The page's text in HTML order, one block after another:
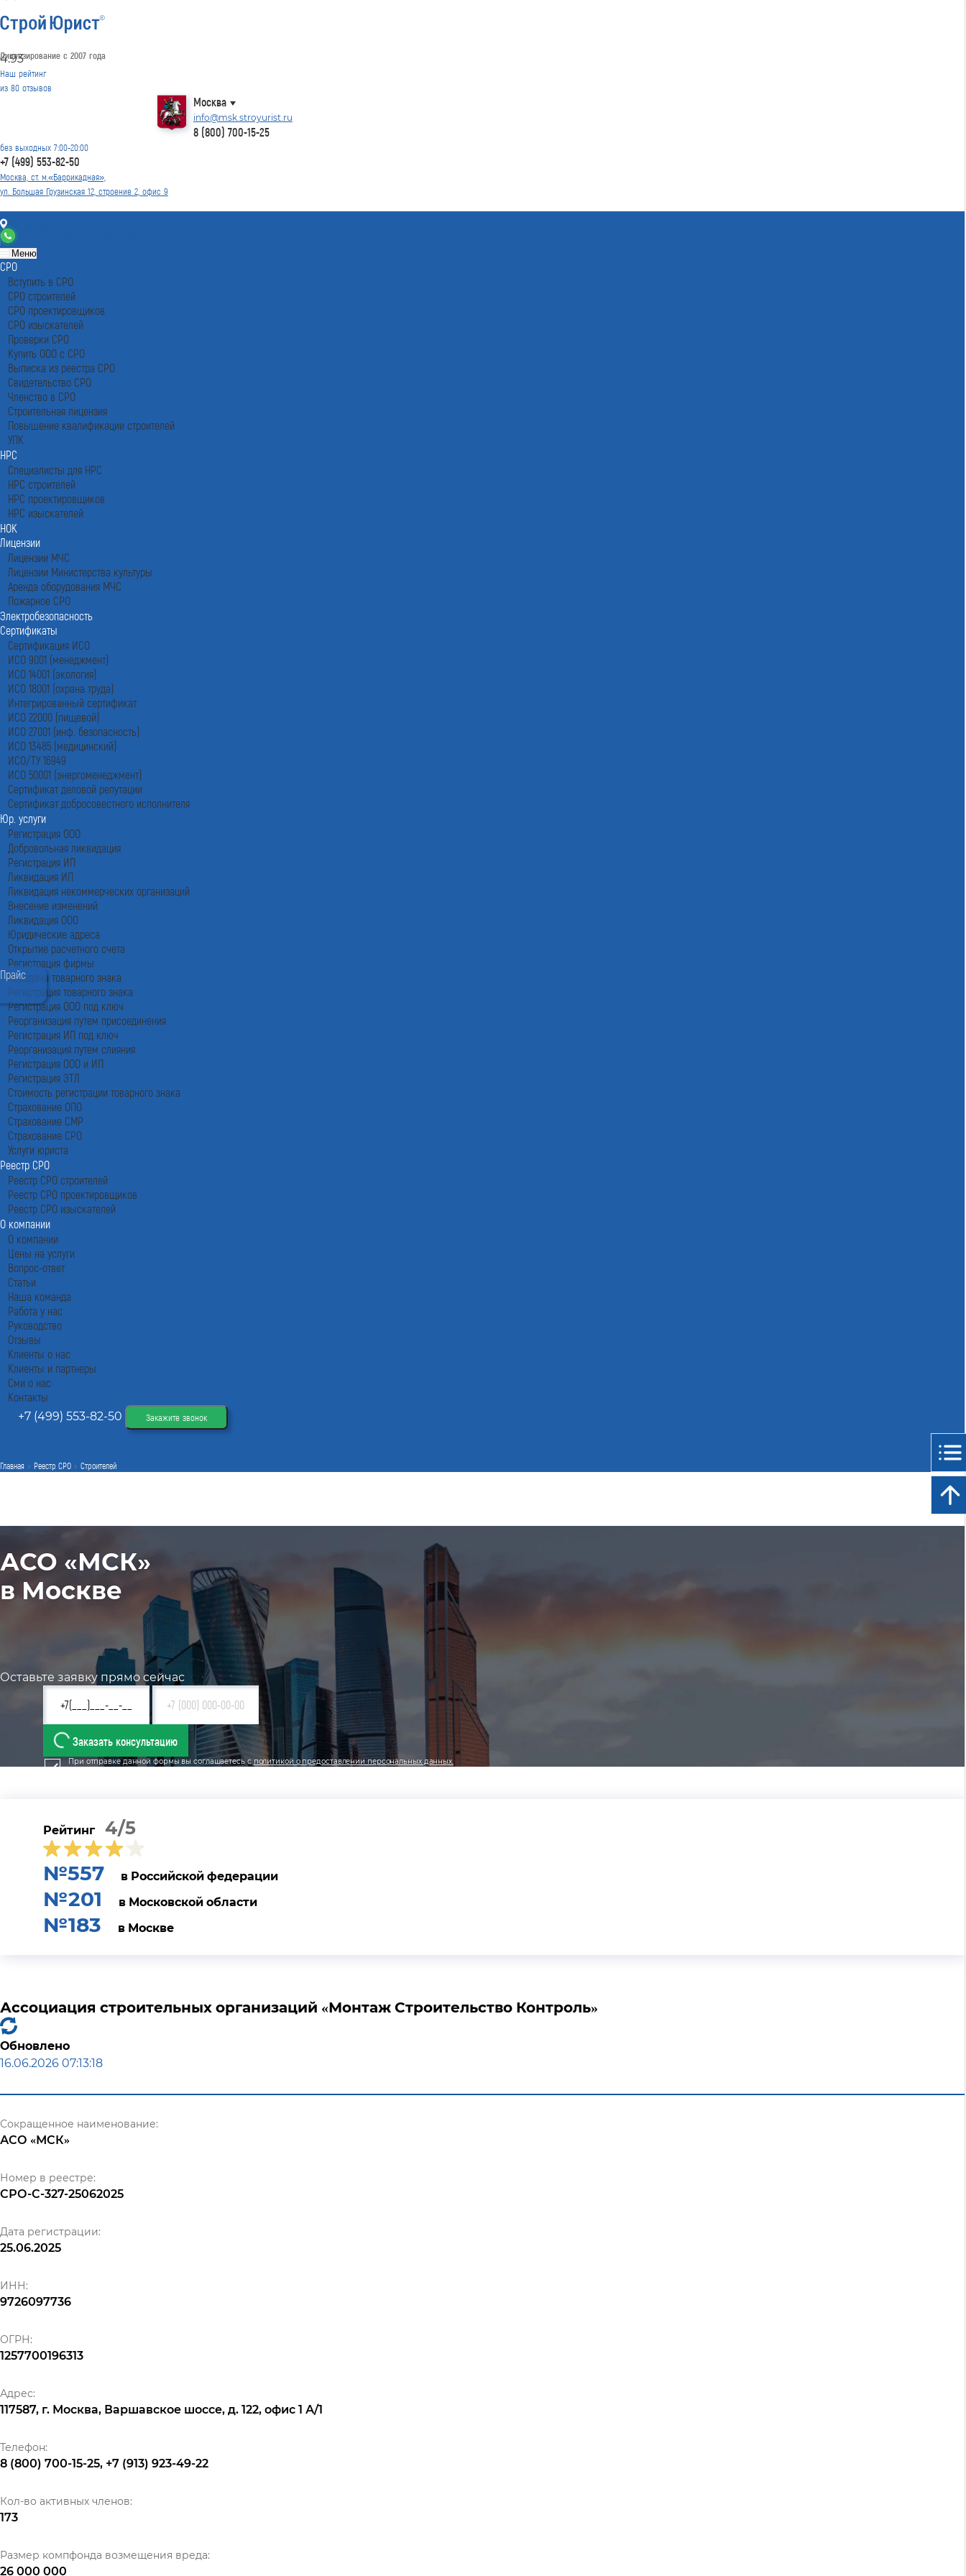
Лицензирование с 2007 года
4.93
Наш рейтинг
из 80 отзывов
Москва
info@msk.stroyurist.ru
8 (800) 700-15-25
без выходных 7:00-20:00
+7 (499) 553-82-50
Москва, ст. м.«Баррикадная»,
ул. Большая Грузинская 12, строение 2, офис 9
Контакты
Меню
СРО
Вступить в СРО
СРО строителей
СРО проектировщиков
СРО изыскателей
Проверки СРО
Купить ООО с СРО
Выписка из реестра СРО
Свидетельство СРО
Членство в СРО
Строительная лицензия
Повышение квалификации строителей
УПК
НРС
Специалисты для НРС
НРС строителей
НРС проектировщиков
НРС изыскателей
НОК
Лицензии
Лицензии МЧС
Лицензии Министерства культуры
Аренда оборудования МЧС
Пожарное СРО
Электробезопасность
Сертификаты
Сертификация ИСО
ИСО 9001 (менеджмент)
ИСО 14001 (экология)
ИСО 18001 (охрана труда)
Интегрированный сертификат
ИСО 22000 (пищевой)
ИСО 27001 (инф. безопасность)
ИСО 13485 (медицинский)
ИСО/ТУ 16949
ИСО 50001 (энергоменеджмент)
Сертификат деловой репутации
Сертификат добросовестного исполнителя
Юр. услуги
Регистрация ООО
Добровольная ликвидация
Регистрация ИП
Ликвидация ИП
Ликвидация некоммерческих организаций
Внесение изменений
Ликвидация ООО
Юридические адреса
Открытие расчетного счета
Регистрация фирмы
Передача товарного знака
Регистрация товарного знака
Регистрация ООО под ключ
Реорганизация путем присоединения
Регистрация ИП под ключ
Реорганизация путем слияния
Регистрация ООО и ИП
Регистрация ЭТЛ
Стоимость регистрации товарного знака
Страхование ОПО
Страхование СМР
Страхование СРО
Услуги юриста
Реестр СРО
Реестр СРО строителей
Реестр СРО проектировщиков
Реестр СРО изыскателей
О компании
О компании
Цены на услуги
Вопрос-ответ
Статьи
Наша команда
Работа у нас
Руководство
Отзывы
Клиенты о нас
Клиенты и партнеры
Сми о нас
Контакты
+7 (499) 553-82-50
Закажите звонок
Главная Реестр СРО Строителей
АСО «МСК»
в Москве
Оставьте заявку прямо сейчас
Заказать консультацию
При отправке данной формы вы соглашаетесь с политикой о предоставлении персональных данных.
Рейтинг 4/5
№557 в Российской федерации
№201 в Московской области
№183 в Москве
Ассоциация строительных организаций «Монтаж Строительство Контроль»
Обновлено
16.06.2026 07:13:18
Сокращенное наименование:
АСО «МСК»
Номер в реестре:
СРО-С-327-25062025
Дата регистрации:
25.06.2025
ИНН:
9726097736
ОГРН:
1257700196313
Адрес:
117587, г. Москва, Варшавское шоссе, д. 122, офис 1 А/1
Телефон:
8 (800) 700-15-25, +7 (913) 923-49-22
Кол-во активных членов:
173
Размер компфонда возмещения вреда:
26 000 000
Прайс